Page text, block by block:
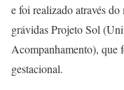
e foi realizado através
grávidas Projeto Sol
Acompanhamento), que
gestacional.